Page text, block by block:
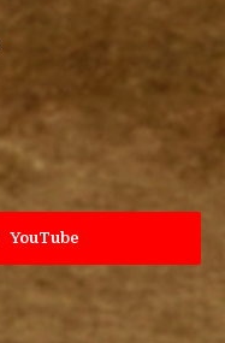
YouTube